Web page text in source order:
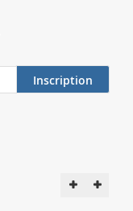
Inscription